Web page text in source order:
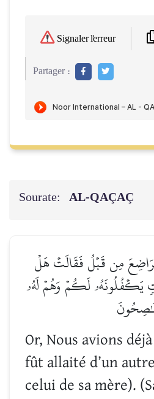
Signaler l'erreur
Partager :
Sourate: AL-QAÇAÇ
مِن قَبۡلُ فَقَالَتۡ هَلۡ
يَكۡفُلُونَهُۥ لَكُمۡ وَهُمۡ لَهُۥ
Or, Nous avions
fût allaité d’un
celui de sa mère).